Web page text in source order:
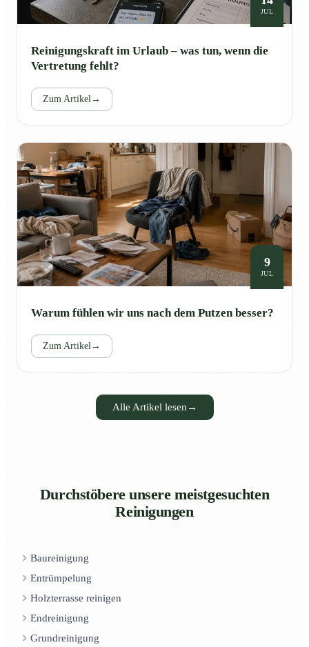
JUL
Reinigungskraft im Urlaub – was tun, wenn die
Vertretung fehlt?
Zum Artikel →
9
JUL
Warum fühlen wir uns nach dem Putzen besser?
Zum Artikel →
Alle Artikel lesen →
Durchstöbere unsere meistgesuchten
Reinigungen
Baureinigung
Entrümpelung
Holzterrasse reinigen
Endreinigung
Grundreinigung